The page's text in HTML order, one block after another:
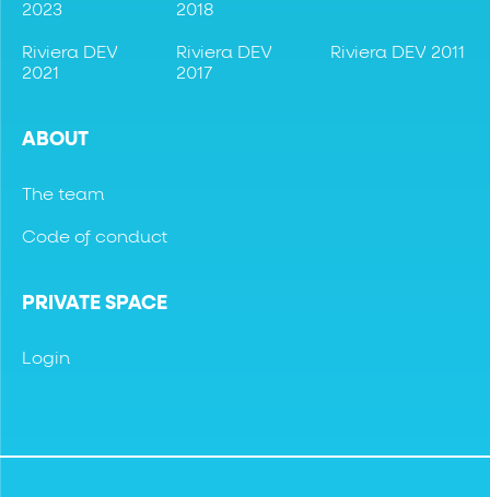
2023
Riviera DEV
2021
2018
Riviera DEV
2017
Riviera DEV 2011
ABOUT
The team
Code of conduct
PRIVATE SPACE
Login